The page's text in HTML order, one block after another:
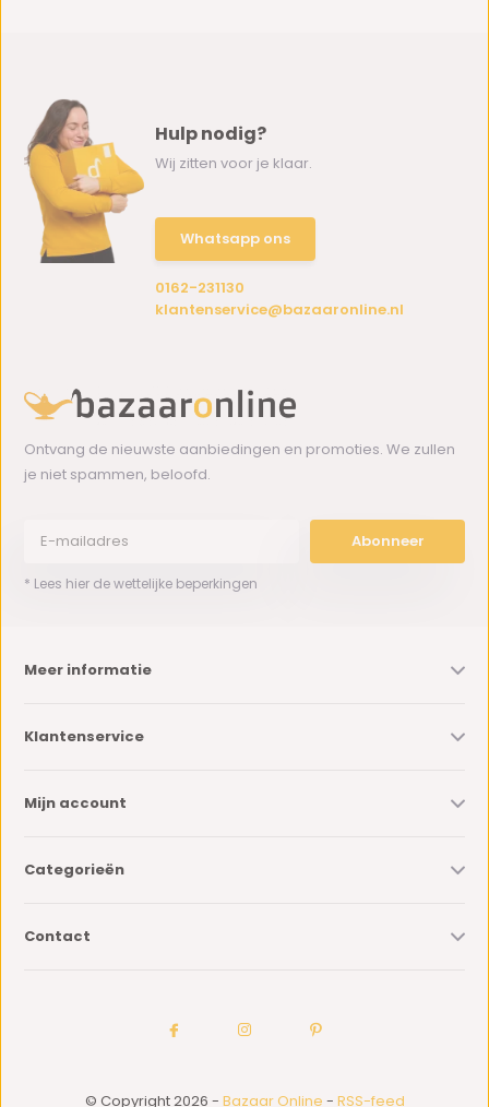
Hulp nodig?
Wij zitten voor je klaar.
Whatsapp ons
0162-231130
klantenservice@bazaaronline.nl
Ontvang de nieuwste aanbiedingen en promoties. We zullen
je niet spammen, beloofd.
Abonneer
* Lees hier de wettelijke beperkingen
Meer informatie
Klantenservice
Mijn account
Categorieën
Contact
© Copyright 2026 - Bazaar Online - RSS-feed